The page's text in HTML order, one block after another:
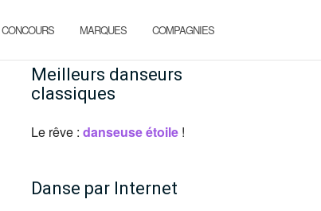
CONCOURS MARQUES COMPAGNIES
Meilleurs danseurs
classiques
Le rêve : danseuse étoile!
Danse par Internet